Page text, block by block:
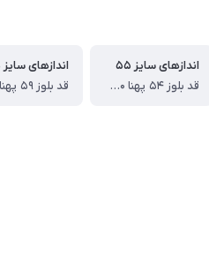
اندازهای سایز ۵۵
قد بلوز ۵۴ پهنا ۴۰ قد آستین از دوخت سرشانه ۴۶ قد شلوار ۷۷ سانت
اندازهای سایز ۶۰